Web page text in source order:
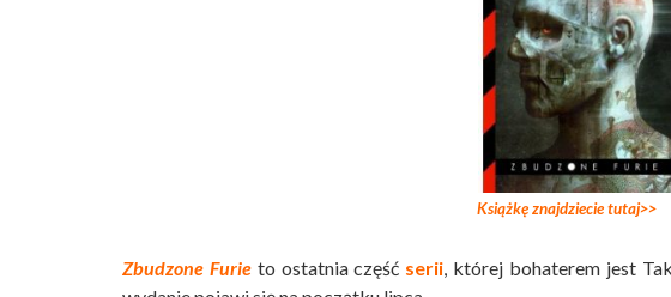
Książkę znajdziecie tutaj>>
Zbudzone Furieto ostatnia część serii, której bohaterem jest